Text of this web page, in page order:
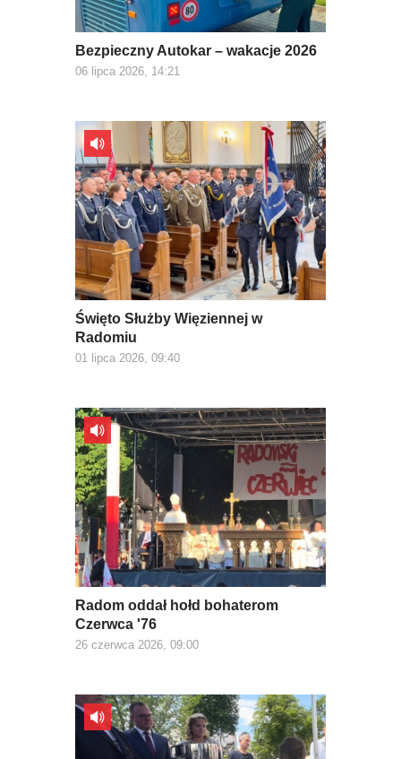
Bezpieczny Autokar – wakacje 2026
06 lipca 2026, 14:21
Święto Służby Więziennej w
Radomiu
01 lipca 2026, 09:40
Radom oddał hołd bohaterom
Czerwca '76
26 czerwca 2026, 09:00